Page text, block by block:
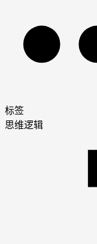
标签
思维逻辑